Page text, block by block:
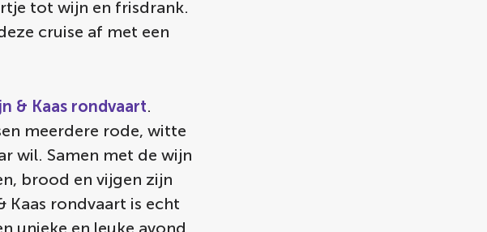
tot wijn en frisdrank.
cruise af met een
& Kaas rondvaart.
meerdere rode, witte
wil. Samen met de wijn
brood en vijgen zijn
Kaas rondvaart is echt
unieke en leuke avond